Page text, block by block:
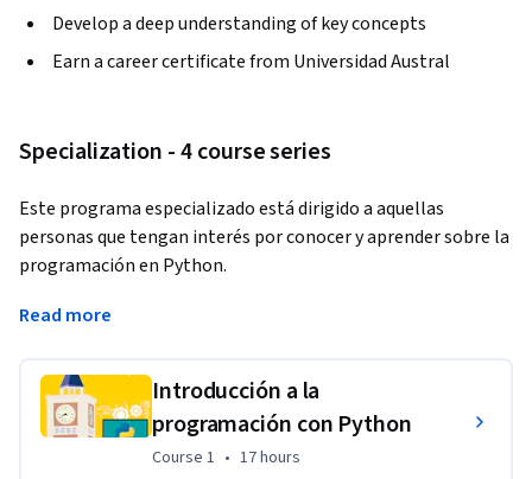
Develop a deep understanding of key concepts
Earn a career certificate from Universidad Austral
Specialization - 4 course series
Este programa especializado está dirigido a aquellas
personas que tengan interés por conocer y aprender sobre la
programación en Python.
A través de 4 cursos irás aprendiendo a manejarte a partir de
lenguaje de programación Python en su versión 3.0. La
dificultad y exigencia en el manejo de los contenidos irá
creciendo paulatinamente a lo largo de los cursos.
Read more
Introducción a la
programación con Python
Course 1 17 hours
Course 1 • 17 hours